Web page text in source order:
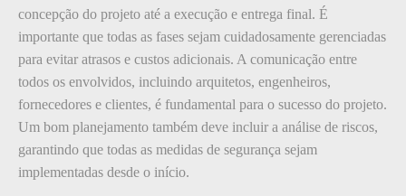
concepção do projeto até a execução e entrega final. É
importante que todas as fases sejam cuidadosamente gerenciadas
para evitar atrasos e custos adicionais. A comunicação entre
todos os envolvidos, incluindo arquitetos, engenheiros,
fornecedores e clientes, é fundamental para o sucesso do projeto.
Um bom planejamento também deve incluir a análise de riscos,
garantindo que todas as medidas de segurança sejam
implementadas desde o início.